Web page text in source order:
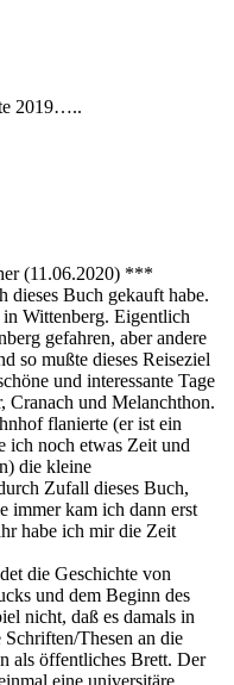
2019…..
(11.06.2020) ***
Buch gekauft habe.
Wittenberg. Eigentlich
gefahren, aber andere
so mußte dieses Reiseziel
und interessante Tage
Cranach und Melanchthon.
flanierte (er ist ein
ich noch etwas Zeit und
die kleine
Zufall dieses Buch,
immer kam ich dann erst
habe ich mir die Zeit
die Geschichte von
und dem Beginn des
nicht, daß es damals in
Thesen an die
als öffentliches Brett. Der
eine universitäre